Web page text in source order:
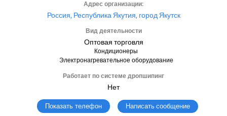
Адрес организации:
Россия, Республика Якутия, город Якутск
Вид деятельности
Оптовая торговля
Кондиционеры
Электронагревательное оборудование
Работает по системе дропшипинг
Нет
Показать телефон Написать сообщение